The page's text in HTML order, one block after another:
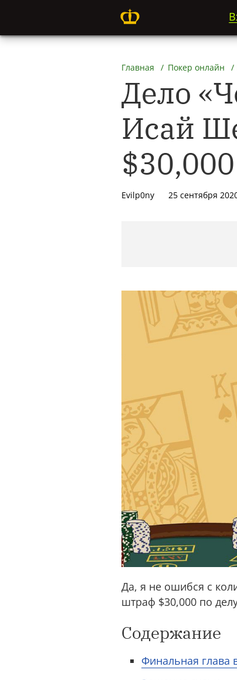
Главная Покер онлайн
Дело
Исай
$30,000
Evilp0ny 25 сентября
Да, я не ошибся с
штраф $30,000 по
Содержание
Финальная глава